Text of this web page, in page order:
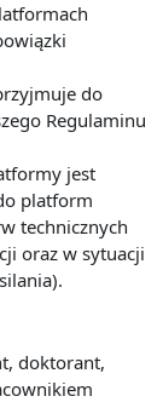
do
Regulaminu
jest
platform
technicznych
oraz w sytuacji
doktorant,